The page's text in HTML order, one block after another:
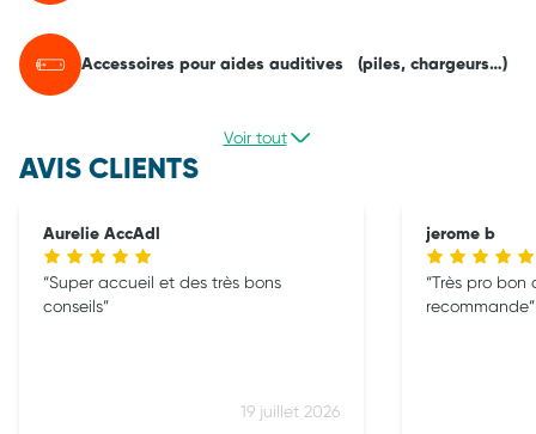
Accessoires pour aides auditives (piles, chargeurs…)
Voir tout
AVIS CLIENTS
Aurelie AccAdl
19 juillet 2026
Super accueil et des très bons
conseils
jerome b
Très pro bon conseils je vous
recommande